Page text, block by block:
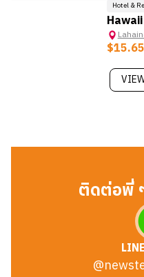
Hotel &
$15.65
ติดต่อพี่